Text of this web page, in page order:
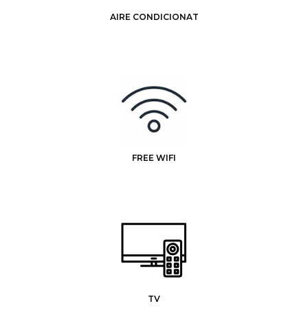
AIRE CONDICIONAT
FREE WIFI
TV